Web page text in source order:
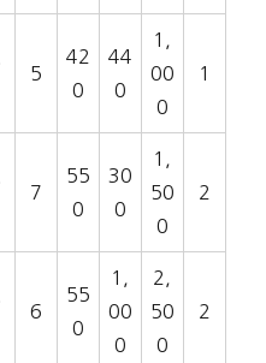
5
42
0
44
0
1,
00
0
1
7
55
0
30
0
1,
50
0
2
6
55
0
1,
00
0
2,
50
0
2